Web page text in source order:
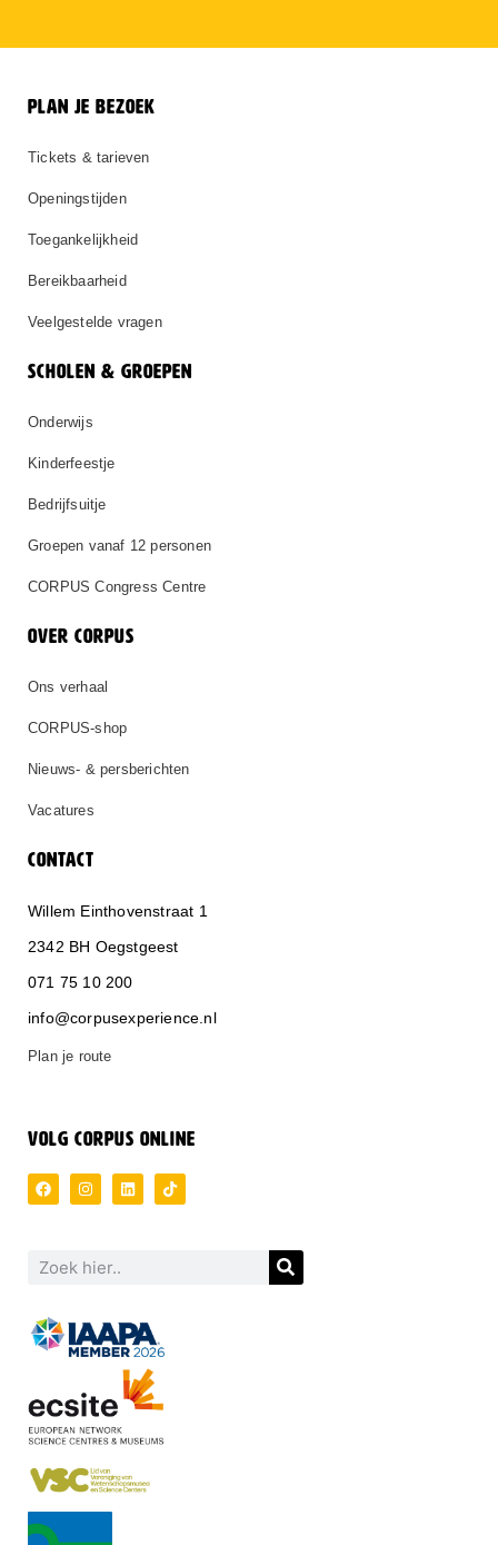
PLAN JE BEZOEK
Tickets & tarieven
Openingstijden
Toegankelijkheid
Bereikbaarheid
Veelgestelde vragen
SCHOLEN & GROEPEN
Onderwijs
Kinderfeestje
Bedrijfsuitje
Groepen vanaf 12 personen
CORPUS Congress Centre
OVER CORPUS
Ons verhaal
CORPUS-shop
Nieuws- & persberichten
Vacatures
CONTACT
Willem Einthovenstraat 1
2342 BH Oegstgeest
071 75 10 200
info@corpusexperience.nl
Plan je route
VOLG CORPUS ONLINE